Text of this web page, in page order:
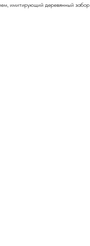
имитирующий деревянный забор